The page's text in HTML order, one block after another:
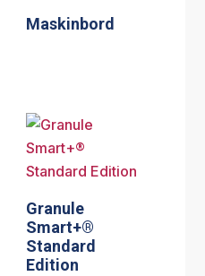
Maskinbord
Granule
Smart+®
Standard
Edition